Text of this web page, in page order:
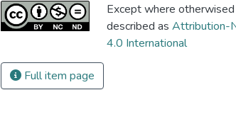
Except where
described as Attribution-
4.0 International
Full item page